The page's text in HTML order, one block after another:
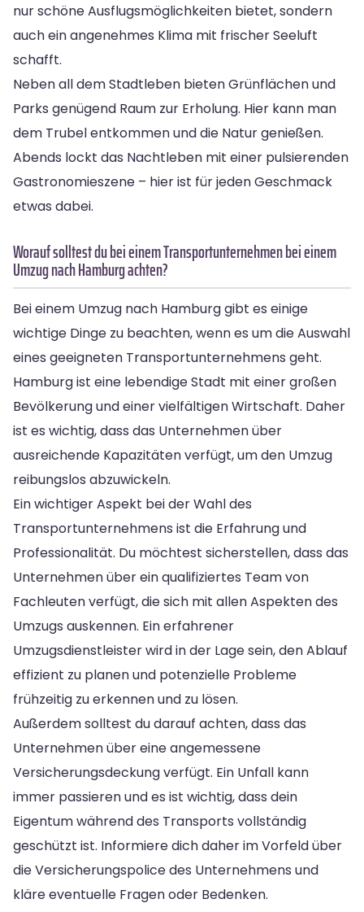
nur schöne Ausflugsmöglichkeiten bietet, sondern
auch ein angenehmes Klima mit frischer Seeluft
schafft.
Neben all dem Stadtleben bieten Grünflächen und
Parks genügend Raum zur Erholung. Hier kann man
dem Trubel entkommen und die Natur genießen.
Abends lockt das Nachtleben mit einer pulsierenden
Gastronomieszene – hier ist für jeden Geschmack
etwas dabei.
Worauf solltest du bei einem Transportunternehmen bei einem
Umzug nach Hamburg achten?
Bei einem Umzug nach Hamburg gibt es einige
wichtige Dinge zu beachten, wenn es um die Auswahl
eines geeigneten Transportunternehmens geht.
Hamburg ist eine lebendige Stadt mit einer großen
Bevölkerung und einer vielfältigen Wirtschaft. Daher
ist es wichtig, dass das Unternehmen über
ausreichende Kapazitäten verfügt, um den Umzug
reibungslos abzuwickeln.
Ein wichtiger Aspekt bei der Wahl des
Transportunternehmens ist die Erfahrung und
Professionalität. Du möchtest sicherstellen, dass das
Unternehmen über ein qualifiziertes Team von
Fachleuten verfügt, die sich mit allen Aspekten des
Umzugs auskennen. Ein erfahrener
Umzugsdienstleister wird in der Lage sein, den Ablauf
effizient zu planen und potenzielle Probleme
frühzeitig zu erkennen und zu lösen.
Außerdem solltest du darauf achten, dass das
Unternehmen über eine angemessene
Versicherungsdeckung verfügt. Ein Unfall kann
immer passieren und es ist wichtig, dass dein
Eigentum während des Transports vollständig
geschützt ist. Informiere dich daher im Vorfeld über
die Versicherungspolice des Unternehmens und
kläre eventuelle Fragen oder Bedenken.